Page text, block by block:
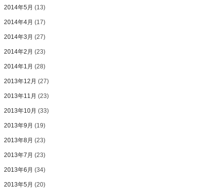
2014年5月 (13)
2014年4月 (17)
2014年3月 (27)
2014年2月 (23)
2014年1月 (28)
2013年12月 (27)
2013年11月 (23)
2013年10月 (33)
2013年9月 (19)
2013年8月 (23)
2013年7月 (23)
2013年6月 (34)
2013年5月 (20)